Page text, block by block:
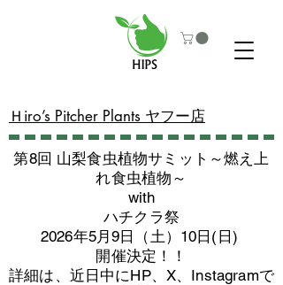
​Ｈiro’s Pitcher Plants ヤフー店
第8回 山梨食虫植物サミット～燃え上
れ食虫植物～
with
​ハチクラ祭
2026年5月9日（土）10日(日)
​開催決定！！
詳細は、近日中にHP、X、Instagramで